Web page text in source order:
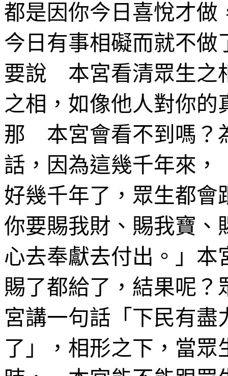
都是因你今日喜悅才做
今日有事相礙而就不做
要說 本宮看清眾生之
之相，如像他人對你
那 本宮會看不到嗎？
話，因為這幾千年來
好幾千年了，眾生都
你要賜我財、賜我寶、
心去奉獻去付出。」本
賜了都給了，結果呢
宮講一句話「下民有
了」，相形之下，當